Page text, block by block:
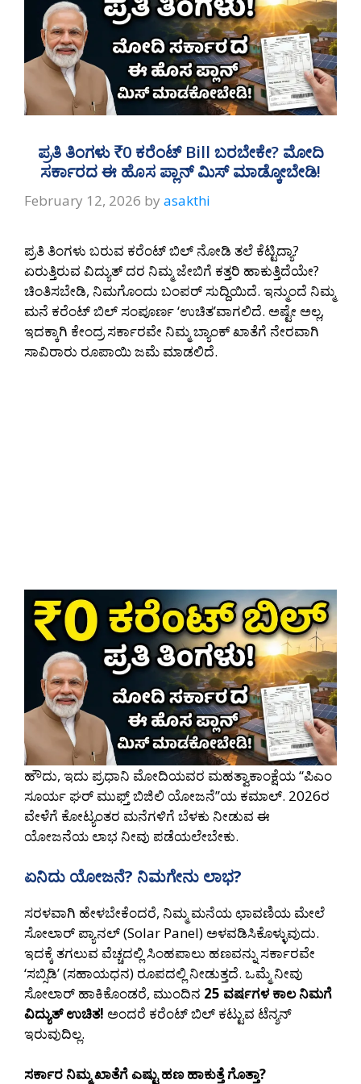
ಪ್ರತಿ ತಿಂಗಳು ₹0 ಕರೆಂಟ್ Bill ಬರಬೇಕೇ? ಮೋದಿ
ಸರ್ಕಾರದ ಈ ಹೊಸ ಪ್ಲಾನ್ ಮಿಸ್ ಮಾಡ್ಕೋಬೇಡಿ!
February 12, 2026 by asakthi
ಪ್ರತಿ ತಿಂಗಳು ಬರುವ ಕರೆಂಟ್ ಬಿಲ್ ನೋಡಿ ತಲೆ ಕೆಟ್ಟಿದ್ಯಾ?
ಏರುತ್ತಿರುವ ವಿದ್ಯುತ್ ದರ ನಿಮ್ಮ ಜೇಬಿಗೆ ಕತ್ತರಿ ಹಾಕುತ್ತಿದೆಯೇ?
ಚಿಂತಿಸಬೇಡಿ, ನಿಮಗೊಂದು ಬಂಪರ್ ಸುದ್ದಿಯಿದೆ. ಇನ್ಮುಂದೆ ನಿಮ್ಮ
ಮನೆ ಕರೆಂಟ್ ಬಿಲ್ ಸಂಪೂರ್ಣ ‘ಉಚಿತ’ವಾಗಲಿದೆ. ಅಷ್ಟೇ ಅಲ್ಲ,
ಇದಕ್ಕಾಗಿ ಕೇಂದ್ರ ಸರ್ಕಾರವೇ ನಿಮ್ಮ ಬ್ಯಾಂಕ್ ಖಾತೆಗೆ ನೇರವಾಗಿ
ಸಾವಿರಾರು ರೂಪಾಯಿ ಜಮೆ ಮಾಡಲಿದೆ.
ಹೌದು, ಇದು ಪ್ರಧಾನಿ ಮೋದಿಯವರ ಮಹತ್ವಾಕಾಂಕ್ಷೆಯ “ಪಿಎಂ
ಸೂರ್ಯ ಘರ್ ಮುಫ್ತ್ ಬಿಜಿಲಿ ಯೋಜನೆ”ಯ ಕಮಾಲ್. 2026ರ
ವೇಳೆಗೆ ಕೋಟ್ಯಂತರ ಮನೆಗಳಿಗೆ ಬೆಳಕು ನೀಡುವ ಈ
ಯೋಜನೆಯ ಲಾಭ ನೀವು ಪಡೆಯಲೇಬೇಕು.
ಏನಿದು ಯೋಜನೆ? ನಿಮಗೇನು ಲಾಭ?
ಸರಳವಾಗಿ ಹೇಳಬೇಕೆಂದರೆ, ನಿಮ್ಮ ಮನೆಯ ಛಾವಣಿಯ ಮೇಲೆ
ಸೋಲಾರ್ ಪ್ಯಾನಲ್ (Solar Panel) ಅಳವಡಿಸಿಕೊಳ್ಳುವುದು.
ಇದಕ್ಕೆ ತಗಲುವ ವೆಚ್ಚದಲ್ಲಿ ಸಿಂಹಪಾಲು ಹಣವನ್ನು ಸರ್ಕಾರವೇ
‘ಸಬ್ಸಿಡಿ’ (ಸಹಾಯಧನ) ರೂಪದಲ್ಲಿ ನೀಡುತ್ತದೆ. ಒಮ್ಮೆ ನೀವು
ಸೋಲಾರ್ ಹಾಕಿಕೊಂಡರೆ, ಮುಂದಿನ 25 ವರ್ಷಗಳ ಕಾಲ ನಿಮಗೆ
ವಿದ್ಯುತ್ ಉಚಿತ! ಅಂದರೆ ಕರೆಂಟ್ ಬಿಲ್ ಕಟ್ಟುವ ಟೆನ್ಶನ್
ಇರುವುದಿಲ್ಲ.
ಸರ್ಕಾರ ನಿಮ್ಮ ಖಾತೆಗೆ ಎಷ್ಟು ಹಣ ಹಾಕುತ್ತೆ ಗೊತ್ತಾ?